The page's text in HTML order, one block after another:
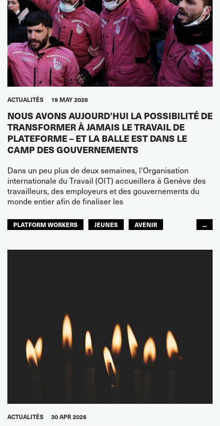
ACTUALITÉS 19 MAY 2026
NOUS AVONS AUJOURD’HUI LA POSSIBILITÉ DE
TRANSFORMER À JAMAIS LE TRAVAIL DE
PLATEFORME – ET LA BALLE EST DANS LE
CAMP DES GOUVERNEMENTS
Dans un peu plus de deux semaines, l’Organisation
internationale du Travail (OIT) accueillera à Genève des
travailleurs, des employeurs et des gouvernements du
monde entier afin de finaliser les
PLATFORM WORKERS JEUNES
AVENIR
...
ACTUALITÉS 30 APR 2026